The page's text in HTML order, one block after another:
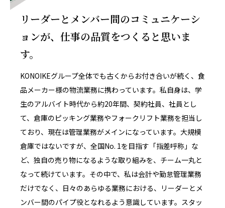
リーダーとメンバー間のコミュニケーシ
ョンが、仕事の品質をつくると思いま
す。
KONOIKEグループ全体でも古くからお付き合いが続く、食
品メーカー様の物流業務に携わっています。私自身は、学
生のアルバイト時代から約20年間、契約社員、社員とし
て、倉庫のピッキング業務やフォークリフト業務を担当し
ており、現在は管理業務がメインになっています。大規模
倉庫ではないですが、全国No. 1を目指す「指差呼称」な
ど、独自の売り物になるような取り組みを、チーム一丸と
なって続けています。その中で、私は会計や勤怠管理業務
だけでなく、日々のあらゆる業務における、リーダーとメ
ンバー間のパイプ役となれるよう意識しています。スタッ